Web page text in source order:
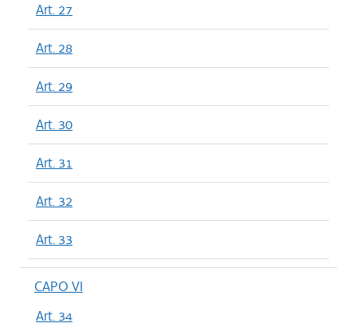
Art. 27
Art. 28
Art. 29
Art. 30
Art. 31
Art. 32
Art. 33
CAPO VI
Art. 34